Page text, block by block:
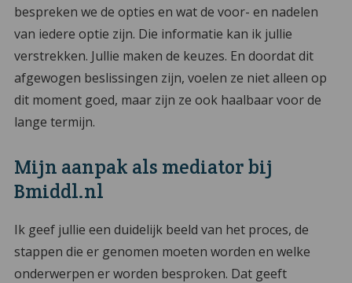
bespreken we de opties en wat de voor- en nadelen
van iedere optie zijn. Die informatie kan ik jullie
verstrekken. Jullie maken de keuzes. En doordat dit
afgewogen beslissingen zijn, voelen ze niet alleen op
dit moment goed, maar zijn ze ook haalbaar voor de
lange termijn.
Mijn aanpak als mediator bij
Bmiddl.nl
Ik geef jullie een duidelijk beeld van het proces, de
stappen die er genomen moeten worden en welke
onderwerpen er worden besproken. Dat geeft